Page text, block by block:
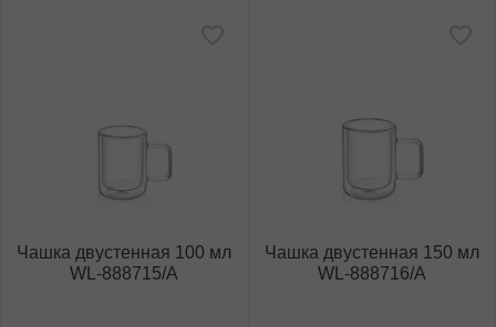
Чашка двустенная 100 мл
WL‑888715/A
Чашка двустенная 150 мл
WL‑888716/A